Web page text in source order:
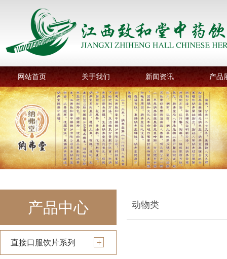
网站首页 关于我们 新闻资讯 产品
产品中心
直接口服饮片系列
动物类